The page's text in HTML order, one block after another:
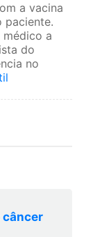
a vacina
paciente.
a
do
no
câncer